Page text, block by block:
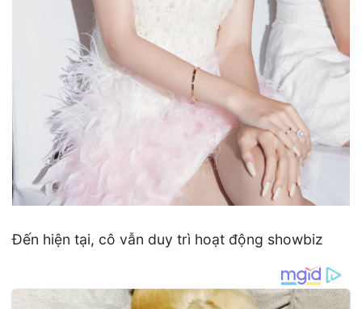
Đến hiện tại, cô vẫn duy trì hoạt động showbiz